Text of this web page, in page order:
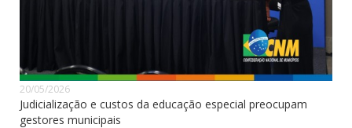
20/05/2026
Judicialização e custos da educação especial preocupam
gestores municipais